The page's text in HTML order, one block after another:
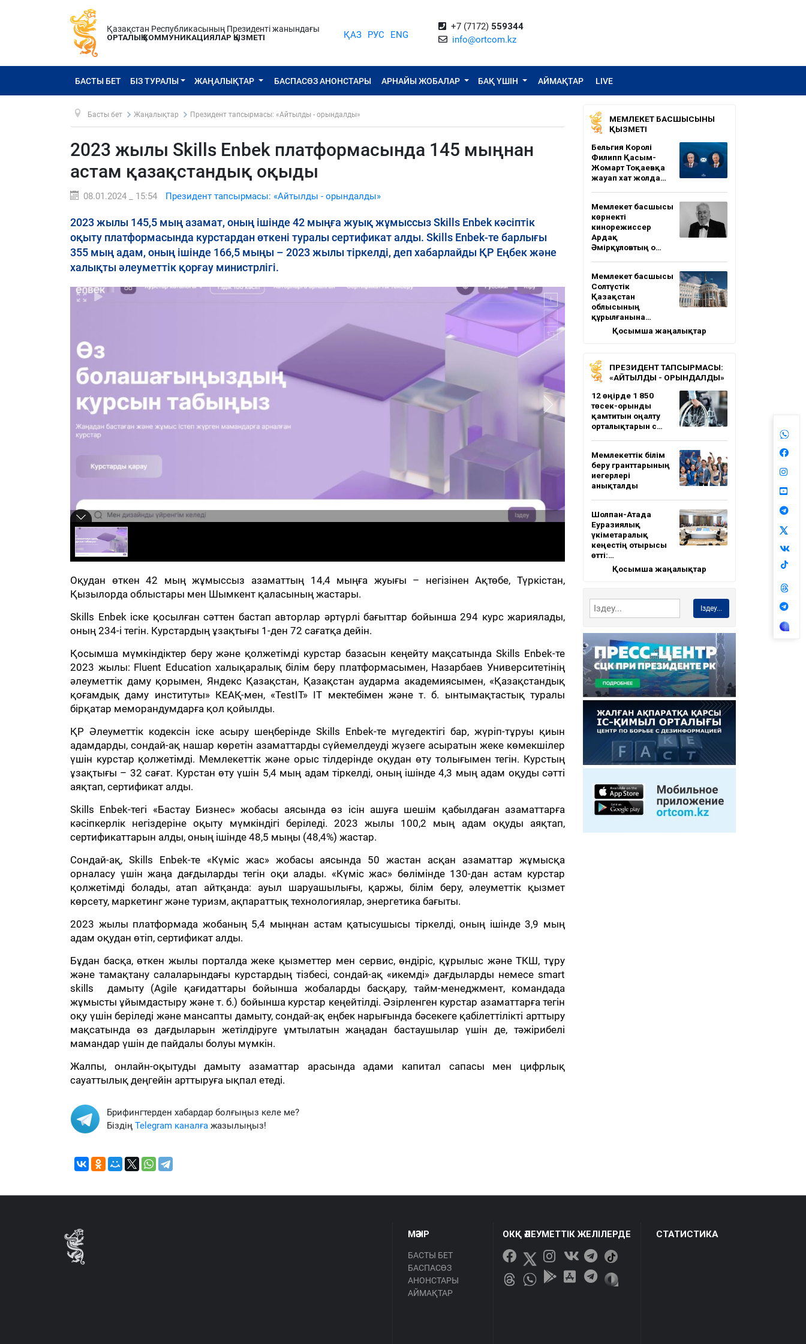
Қазақстан Республикасының Президенті жанындағы
ОРТАЛЫҚ КОММУНИКАЦИЯЛАР ҚЫЗМЕТІ
ҚАЗ РУС ENG
+7 (7172) 559344
info@ortcom.kz
БАСТЫ БЕТ БІЗ ТУРАЛЫ ЖАҢАЛЫҚТАР БАСПАСӨЗ АНОНСТАРЫ АРНАЙЫ ЖОБАЛАР БАҚ ҮШІН АЙМАҚТАР LIVE
Басты бет Жаңалықтар Президент тапсырмасы: «Айтылды - орындалды»
2023 жылы Skills Enbek платформасында 145 мыңнан
астам қазақстандық оқыды
08.01.2024 _ 15:54 Президент тапсырмасы: «Айтылды - орындалды»
2023 жылы 145,5 мың азамат, оның ішінде 42 мыңға жуық жұмыссыз Skills Enbek кәсіптік
оқыту платформасында курстардан өткені туралы сертификат алды. Skills Enbek-те барлығы
355 мың адам, оның ішінде 166,5 мыңы – 2023 жылы тіркелді, деп хабарлайды ҚР Еңбек және
халықты әлеуметтік қорғау министрлігі.
Оқудан өткен 42 мың жұмыссыз азаматтың 14,4 мыңға жуығы – негізінен Ақтөбе, Түркістан,
Қызылорда облыстары мен Шымкент қаласының жастары.
Skills Enbek іске қосылған сәттен бастап авторлар әртүрлі бағыттар бойынша 294 курс жариялады,
оның 234-і тегін. Курстардың ұзақтығы 1-ден 72 сағатқа дейін.
Қосымша мүмкіндіктер беру және қолжетімді курстар базасын кеңейту мақсатында Skills Enbek-те
2023 жылы: Fluent Education халықаралық білім беру платформасымен, Назарбаев Университетінің
әлеуметтік даму қорымен, Яндекс Қазақстан, Қазақстан аударма академиясымен, «Қазақстандық
қоғамдық даму институты» КЕАҚ-мен, «TestIT» IT мектебімен және т. б. ынтымақтастық туралы
бірқатар меморандумдарға қол қойылды.
ҚР Әлеуметтік кодексін іске асыру шеңберінде Skills Enbek-те мүгедектігі бар, жүріп-тұруы қиын
адамдарды, сондай-ақ нашар көретін азаматтарды сүйемелдеуді жүзеге асыратын жеке көмекшілер
үшін курстар қолжетімді. Мемлекеттік және орыс тілдерінде оқудан өту толығымен тегін. Курстың
ұзақтығы – 32 сағат. Курстан өту үшін 5,4 мың адам тіркелді, оның ішінде 4,3 мың адам оқуды сәтті
аяқтап, сертификат алды.
Skills Enbek-тегі «Бастау Бизнес» жобасы аясында өз ісін ашуға шешім қабылдаған азаматтарға
кәсіпкерлік негіздеріне оқыту мүмкіндігі беріледі. 2023 жылы 100,2 мың адам оқуды аяқтап,
сертификаттарын алды, оның ішінде 48,5 мыңы (48,4%) жастар.
Сондай-ақ, Skills Enbek-те «Күміс жас» жобасы аясында 50 жастан асқан азаматтар жұмысқа
орналасу үшін жаңа дағдыларды тегін оқи алады. «Күміс жас» бөлімінде 130-дан астам курстар
қолжетімді болады, атап айтқанда: ауыл шаруашылығы, қаржы, білім беру, әлеуметтік қызмет
көрсету, маркетинг және туризм, ақпараттық технологиялар, энергетика бағыты.
2023 жылы платформада жобаның 5,4 мыңнан астам қатысушысы тіркелді, оның ішінде 3,9 мың
адам оқудан өтіп, сертификат алды.
Бұдан басқа, өткен жылы порталда жеке қызметтер мен сервис, өндіріс, құрылыс және ТКШ, тұру
және тамақтану салаларындағы курстардың тізбесі, сондай-ақ «икемді» дағдыларды немесе smart
skills дамыту (Agile қағидаттары бойынша жобаларды басқару, тайм-менеджмент, командада
жұмысты ұйымдастыру және т. б.) бойынша курстар кеңейтілді. Әзірленген курстар азаматтарға тегін
оқу үшін беріледі және мансапты дамыту, сондай-ақ еңбек нарығында бәсекеге қабілеттілікті арттыру
мақсатында өз дағдыларын жетілдіруге ұмтылатын жаңадан бастаушылар үшін де, тәжірибелі
мамандар үшін де пайдалы болуы мүмкін.
Жалпы, онлайн-оқытуды дамыту азаматтар арасында адами капитал сапасы мен цифрлық
сауаттылық деңгейін арттыруға ықпал етеді.
Брифингтерден хабардар болғыңыз келе ме?
Біздің Telegram каналға жазылыңыз!
МЕМЛЕКЕТ БАСШЫСЫНЫҢ
ҚЫЗМЕТІ
Бельгия Королі
Филипп Қасым-
Жомарт Тоқаевқа
жауап хат жолда…
Мемлекет басшысы
көрнекті
кинорежиссер
Ардақ
Әмірқұловтың о…
Мемлекет басшысы
Солтүстік
Қазақстан
облысының
құрылғанына…
Қосымша жаңалықтар
ПРЕЗИДЕНТ ТАПСЫРМАСЫ:
«АЙТЫЛДЫ - ОРЫНДАЛДЫ»
12 өңірде 1 850
төсек-орынды
қамтитын оңалту
орталықтарын с…
Мемлекеттік білім
беру гранттарының
иегерлері
анықталды
Шолпан-Атада
Еуразиялық
үкіметаралық
кеңестің отырысы
өтті:…
Қосымша жаңалықтар
Іздеу...
МӘЗІР
БАСТЫ БЕТ
БАСПАСӨЗ
АНОНСТАРЫ
АЙМАҚТАР
ОКҚ ӘЛЕУМЕТТІК ЖЕЛІЛЕРДЕ СТАТИСТИКА